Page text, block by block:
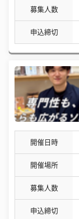
募集人数
申込締切
開催日時
開催場所
募集人数
申込締切